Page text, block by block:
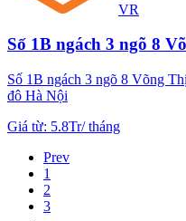
VR
Số 1B ngách 3 ngõ 8
Số 1B ngách 3 ngõ 8 Võng
đô Hà Nội
Giá từ: 5.8Tr/tháng
Prev
1
2
3